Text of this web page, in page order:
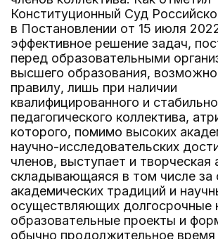
Конституционный Суд
в Постановлении от 15 июля
эффективное решение задач,
перед образовательными
высшего образования,
правилу, лишь при наличии
квалифицированного и
педагогического коллектива,
которого, помимо высоких
научно-исследовательских
членов, выступает и творческая
складывающаяся в том числе за
академических традиций и
осуществляющих долгосрочные
образовательные проекты и
обычно продолжительное время